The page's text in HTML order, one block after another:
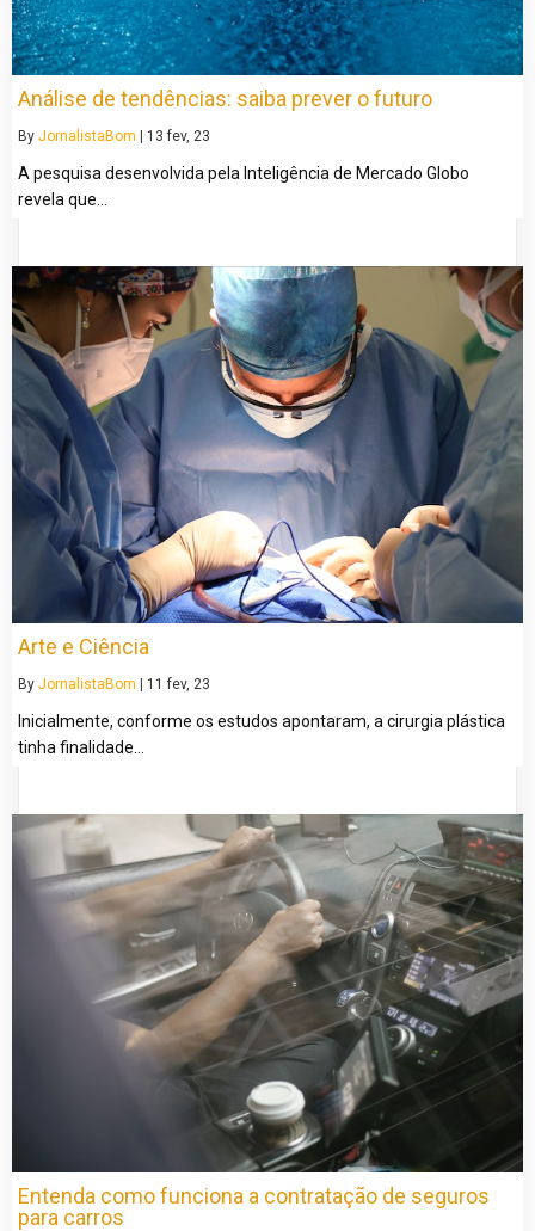
Análise de tendências: saiba prever o futuro
By JornalistaBom | 13 fev, 23
A pesquisa desenvolvida pela Inteligência de Mercado Globo
revela que…
Arte e Ciência
By JornalistaBom 11 fev, 23
Inicialmente, conforme os estudos apontaram, a cirurgia plástica
tinha finalidade…
Entenda como funciona a contratação de seguros
para carros